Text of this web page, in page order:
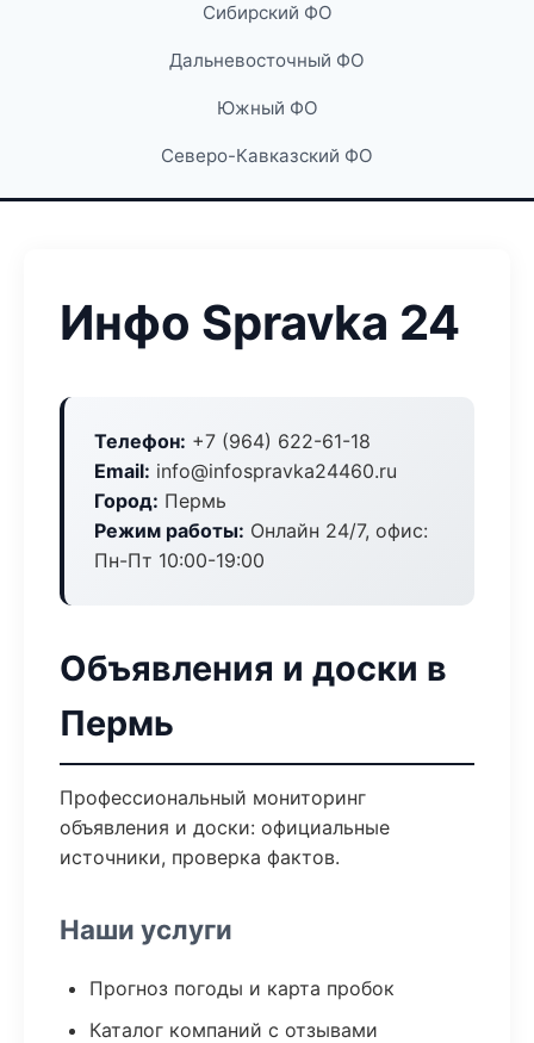
Сибирский ФО
Дальневосточный ФО
Южный ФО
Северо-Кавказский ФО
Инфо Spravka 24
Телефон: +7 (964) 622-61-18
Email: info@infospravka24460.ru
Город: Пермь
Режим работы: Онлайн 24/7, офис:
Пн-Пт 10:00-19:00
Объявления и доски в
Пермь
Профессиональный мониторинг
объявления и доски: официальные
источники, проверка фактов.
Наши услуги
Прогноз погоды и карта пробок
Каталог компаний с отзывами